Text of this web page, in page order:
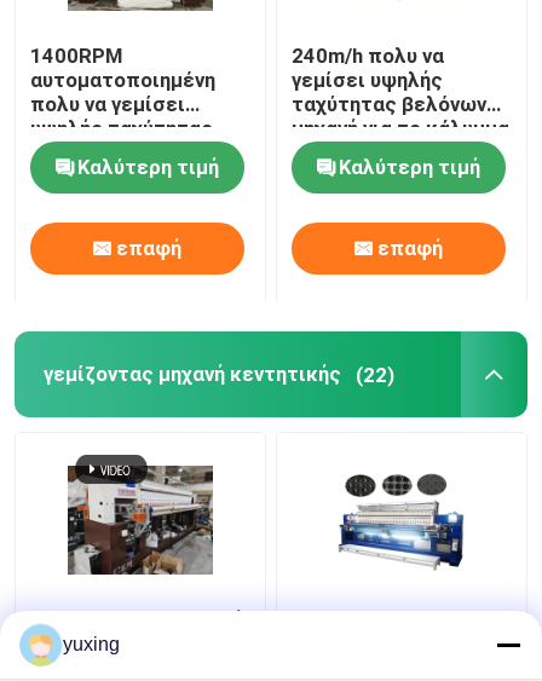
1400RPM
αυτοματοποιημένη
πολυ να γεμίσει
υψηλής ταχύτητας
βελόνων μηχανή για τα
σακάκιαΚαλύτερη τιμή
επαφή
240m/h πολυ να
γεμίσει υψηλής
ταχύτητας βελόνων
μηχανή για το κάλυμμα
Καλύτερη τιμή
επαφή
γεμίζοντας μηχανή κεντητικής (22)
128 ίντσα - κεντητική
υψηλής ταχύτητας και
να γεμίσει μηχανή για
1200RPM 33 να
yuxing